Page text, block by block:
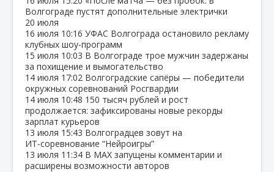
Волгограде пустят дополнительные электрички
20 июля
16 июля 10:16 УФАС Волгограда остановило рекламу
клубных шоу‑программ
15 июля 10:03 В Волгограде трое мужчин задержаны
за похищение и вымогательство
14 июля 17:02 Волгоградские сапёры — победители
окружных соревнований Росгвардии
14 июля 10:48 150 тысяч рублей и рост
продолжается: зафиксированы новые рекорды
зарплат курьеров
13 июля 15:43 Волгоградцев зовут на
ИТ‑соревнование “Нейроигры”
13 июля 11:34 В МАХ запущены комментарии и
расширены возможности авторов